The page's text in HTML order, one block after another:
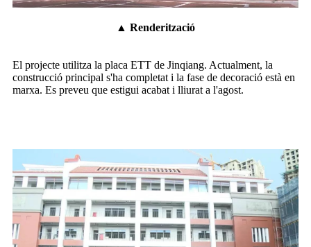
▲ Renderització
El projecte utilitza la placa ETT de Jinqiang. Actualment, la
construcció principal s'ha completat i la fase de decoració està en
marxa. Es preveu que estigui acabat i lliurat a l'agost.